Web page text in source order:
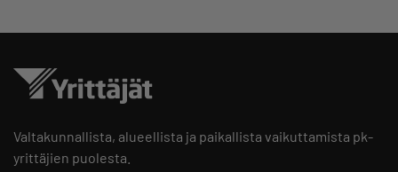
Valtakunnallista, alueellista ja paikallista vaikuttamista pk-
yrittäjien puolesta.